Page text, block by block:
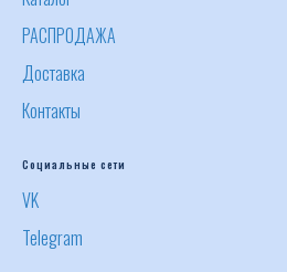
РАСПРОДАЖА
Доставка
Контакты
Социальные сети
VK
Telegram